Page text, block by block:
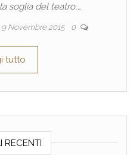
soglia del teatro,…
9 Novembre 2015 0
tutto
RECENTI